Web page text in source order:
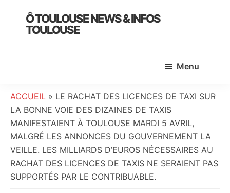
primary
Ô TOULOUSE NEWS & INFOS
TOULOUSE
:
info
locale,
société,
culture,
politique,
météo,
Menu
ACCUEIL » LE RACHAT DES LICENCES DE TAXI SUR
LA BONNE VOIE DES DIZAINES DE TAXIS
MANIFESTAIENT À TOULOUSE MARDI 5 AVRIL,
MALGRÉ LES ANNONCES DU GOUVERNEMENT LA
VEILLE. LES MILLIARDS D’EUROS NÉCESSAIRES AU
RACHAT DES LICENCES DE TAXIS NE SERAIENT PAS
SUPPORTÉS PAR LE CONTRIBUABLE.